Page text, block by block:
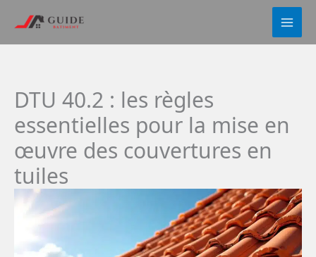
contenu
DTU 40.2 : les règles
essentielles pour la mise en
œuvre des couvertures en
tuiles